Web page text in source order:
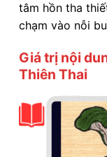
tâm hồn tha
chạm vào nỗi
Giá trị nội
Thiên Thai